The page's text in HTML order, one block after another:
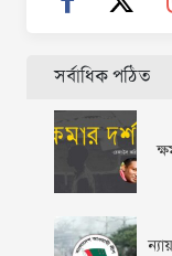
সর্বাধিক পঠিত